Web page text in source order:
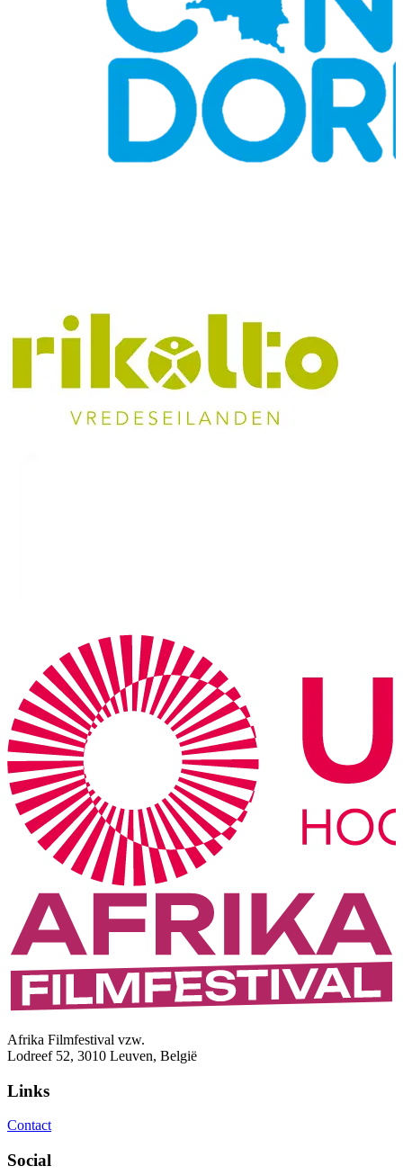
Afrika Filmfestival vzw.
Lodreef 52, 3010 Leuven, België
Links
Contact
Social